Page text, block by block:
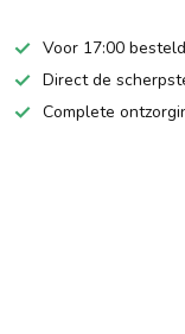
Voor 17:00
Direct de
Complete